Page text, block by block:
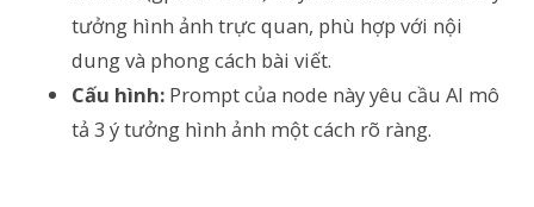
tưởng hình ảnh trực quan, phù hợp với nội
dung và phong cách bài viết.
Cấu hình: Prompt của node này yêu cầu AI mô
tả 3 ý tưởng hình ảnh một cách rõ ràng.